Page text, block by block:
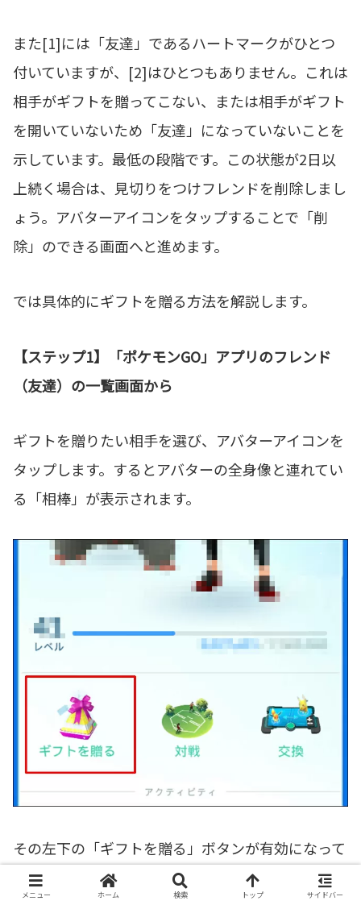
また[1]には「友達」であるハートマークがひとつ
付いていますが、[2]はひとつもありません。これは
相手がギフトを贈ってこない、または相手がギフト
を開いていないため「友達」になっていないことを
示しています。最低の段階です。この状態が2日以
上続く場合は、見切りをつけフレンドを削除しまし
ょう。アバターアイコンをタップすることで「削
除」のできる画面へと進めます。
では具体的にギフトを贈る方法を解説します。
【ステップ1】「ポケモンGO」アプリのフレンド
（友達）の一覧画面から
ギフトを贈りたい相手を選び、アバターアイコンを
タップします。するとアバターの全身像と連れてい
る「相棒」が表示されます。
その左下の「ギフトを贈る」ボタンが有効になって
いれば、相手にギフトを贈ることができます。すで
メニュー ホーム 検索 トップ サイドバー